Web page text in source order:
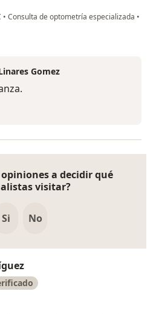
• Consulta de optometría especializada •
García herazo
Gomez
opiniones a decidir qué
visitar?
Si No